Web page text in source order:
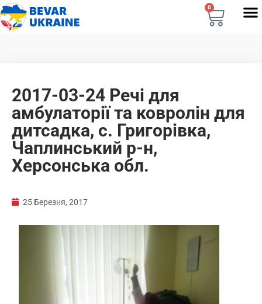
0
2017-03-24 Речі для
амбулаторії та ковролін для
дитсадка, с. Григорівка,
Чаплинський р-н,
Херсонська обл.
25 Березня, 2017